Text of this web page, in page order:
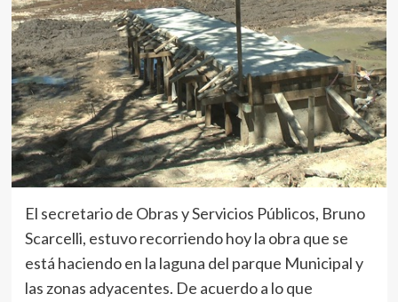
El secretario de Obras y Servicios Públicos, Bruno
Scarcelli, estuvo recorriendo hoy la obra que se
está haciendo en la laguna del parque Municipal y
las zonas adyacentes. De acuerdo a lo que